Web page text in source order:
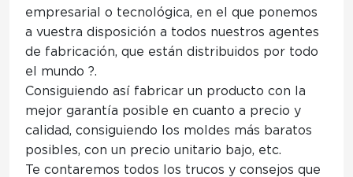
empresarial o tecnológica, en el que ponemos
a vuestra disposición a todos nuestros agentes
de fabricación, que están distribuidos por todo
el mundo ?.
Consiguiendo así fabricar un producto con la
mejor garantía posible en cuanto a precio y
calidad, consiguiendo los moldes más baratos
posibles, con un precio unitario bajo, etc.
Te contaremos todos los trucos y consejos que